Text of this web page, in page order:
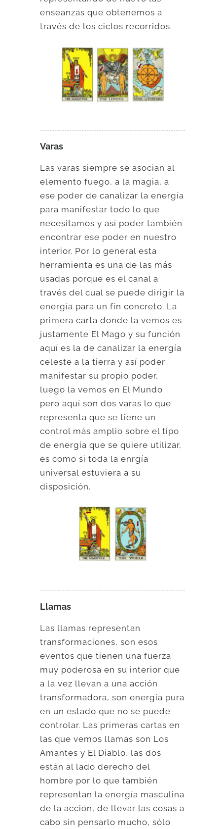
enseanzas que obtenemos a
través de los ciclos recorridos.
Varas
Las varas siempre se asocian al
elemento fuego, a la magia, a
ese poder de canalizar la energía
para manifestar todo lo que
necesitamos y así poder también
encontrar ese poder en nuestro
interior. Por lo general esta
herramienta es una de las más
usadas porque es el canal a
través del cual se puede dirigir la
energía para un fin concreto. La
primera carta donde la vemos es
justamente El Mago y su función
aquí es la de canalizar la energía
celeste a la tierra y así poder
manifestar su propio poder,
luego la vemos en El Mundo
pero aquí son dos varas lo que
representa que se tiene un
control más amplio sobre el tipo
de energía que se quiere utilizar,
es como si toda la enrgía
universal estuviera a su
disposición.
Llamas
Las llamas representan
transformaciones, son esos
eventos que tienen una fuerza
muy poderosa en su interior que
a la vez llevan a una acción
transformadora, son energía pura
en un estado que no se puede
controlar. Las primeras cartas en
las que vemos llamas son Los
Amantes y El Diablo, las dos
están al lado derecho del
hombre por lo que también
representan la energía masculina
de la acción, de llevar las cosas a
cabo sin pensarlo mucho, sólo